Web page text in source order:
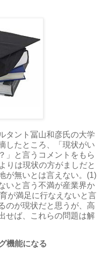
タント冨山和彦氏の大学
したところ、「現状がい
」と言うコメントをもら
りは現状の方がましだと
が無いとは言えない。(1)
いと言う不満が産業界か
が満足に行なえないと言
のが現状だと思うが、高
せば、これらの問題は解
機能になる